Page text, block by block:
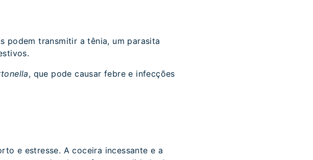
podem transmitir a tênia, um parasita
, que pode causar febre e infecções
e estresse. A coceira incessante e a